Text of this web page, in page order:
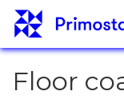
Перейти к
Floor